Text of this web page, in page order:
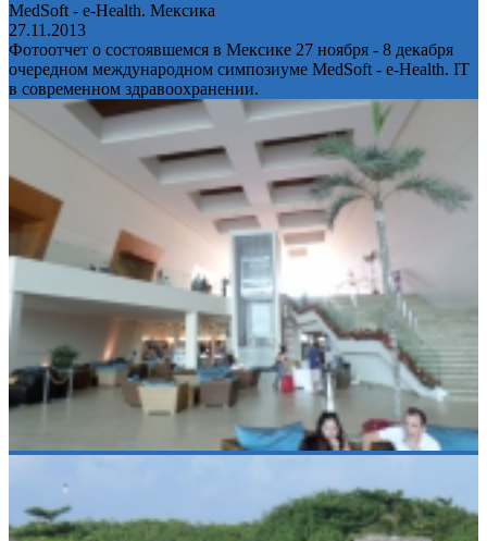
MedSoft - e-Health. Мексика
27.11.2013
Фотоотчет о состоявшемся в Мексике 27 ноября - 8 декабря
очередном международном симпозиуме MedSoft - e-Health. IT
в современном здравоохранении.